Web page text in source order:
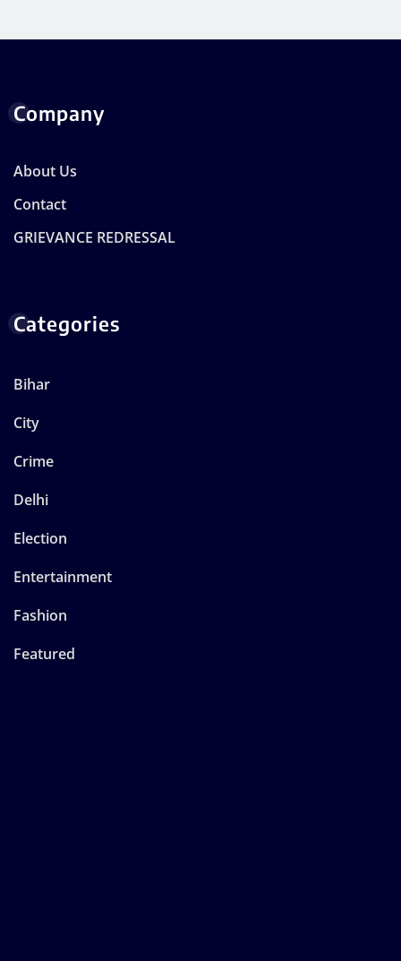
Company
About Us
Contact
GRIEVANCE REDRESSAL
Categories
Bihar
City
Crime
Delhi
Election
Entertainment
Fashion
Featured